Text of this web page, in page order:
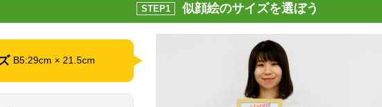
STEP1 似顔絵のサイズを選ぼう
B5:29cm × 21.5cm